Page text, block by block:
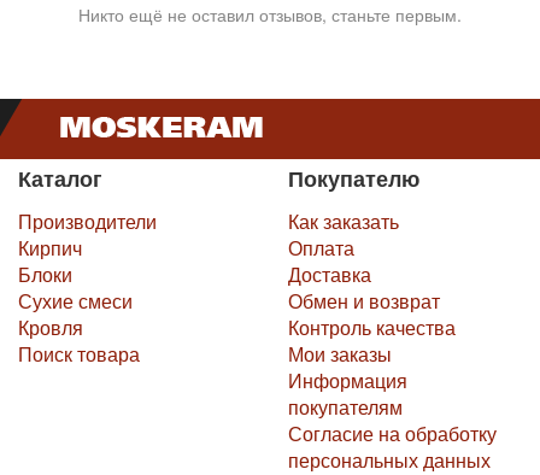
Никто ещё не оставил отзывов, станьте первым.
Каталог
Производители
Кирпич
Блоки
Сухие смеси
Кровля
Поиск товара
Покупателю
Как заказать
Оплата
Доставка
Обмен и возврат
Контроль качества
Мои заказы
Информация
покупателям
Согласие на обработку
персональных данных